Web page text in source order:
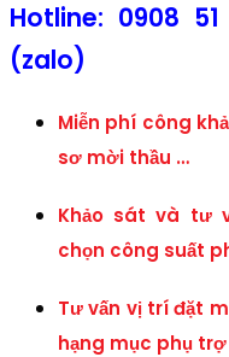
Hotline: 0908
(zalo)
Miễn phí công
sơ mời thầu …
Khảo sát và tư
chọn công suất
Tư vấn vị trí đặt
hạng mục phụ